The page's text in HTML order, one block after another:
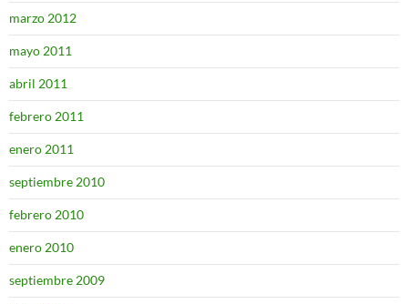
marzo 2012
mayo 2011
abril 2011
febrero 2011
enero 2011
septiembre 2010
febrero 2010
enero 2010
septiembre 2009